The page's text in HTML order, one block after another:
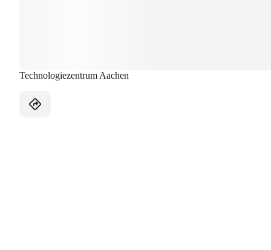
Technologiezentrum Aachen